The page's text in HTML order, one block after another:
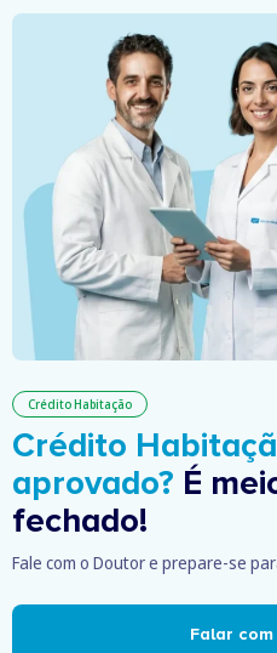
Crédito Habitação
Crédito
aprovado? É
fechado!
Fale com o Doutor e prepare-se
Falar